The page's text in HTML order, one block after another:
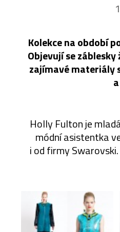
Kolekce na období
Objevují se
zajímavé materiály
Holly Fulton je
módní asistentka
i od firmy